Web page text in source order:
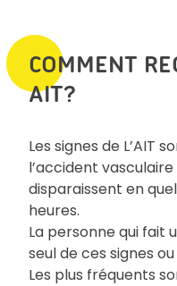
COMMENT
AIT?
Les signes de L’AIT
l’accident
disparaissent en
heures.
La personne qui fait
seul de ces signes
Les plus fréquents